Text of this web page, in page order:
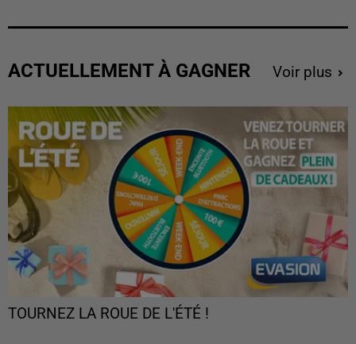
ACTUELLEMENT À GAGNER Voir plus
TOURNEZ LA ROUE DE L'ÉTÉ !